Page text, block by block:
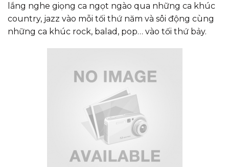
lắng nghe giọng ca ngọt ngào qua những ca khúc
country, jazz vào mỗi tối thứ năm và sôi động cùng
những ca khúc rock, balad, pop… vào tối thứ bảy.